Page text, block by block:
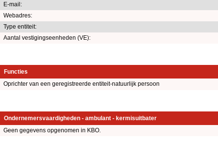
E-mail:
Webadres:
Type entiteit:
Aantal vestigingseenheden (VE):
Functies
Oprichter van een geregistreerde entiteit-natuurlijk persoon
Ondernemersvaardigheden - ambulant - kermisuitbater
Geen gegevens opgenomen in KBO.